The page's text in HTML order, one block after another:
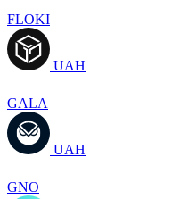
FLOKI
UAH
GALA
UAH
GNO